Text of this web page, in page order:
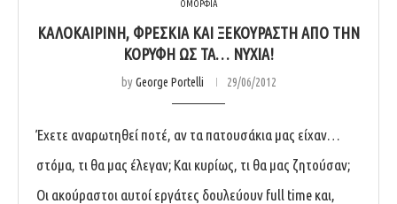
ΟΜΟΡΦΙΑ
ΚΑΛΟΚΑΙΡΙΝΉ, ΦΡΈΣΚΙΑ ΚΑΙ ΞΕΚΟΎΡΑΣΤΗ ΑΠΌ ΤΗΝ
ΚΟΡΥΦΉ ΩΣ ΤΑ… ΝΎΧΙΑ!
byGeorge Portelli 29/06/2012
Έχετε αναρωτηθεί ποτέ, αν τα πατουσάκια μας είχαν…
στόμα, τι θα μας έλεγαν; Και κυρίως, τι θα μας ζητούσαν;
Οι ακούραστοι αυτοί εργάτες δουλεύουν full time και,